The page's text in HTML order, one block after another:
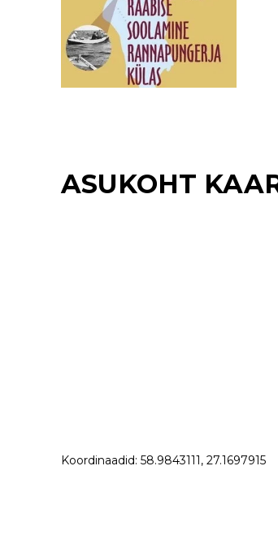
ASUKOHT
Koordinaadid: 58.9843111, 27.1697915